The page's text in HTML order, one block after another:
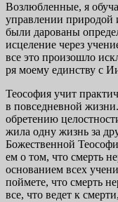
Возлюбленные, я
управлении природой
были дарованы
исцеление через
все это произошло
ря моему единству с
Теософия учит
в повседневной
обретению
жила одну жизнь за
Божественной
ем о том, что смерть
основанием всех
поймете, что смерть
все, что ведет к